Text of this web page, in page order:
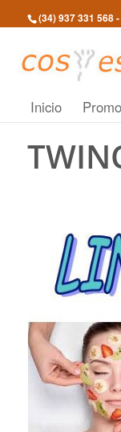
(34) 937 331 568-
Inicio